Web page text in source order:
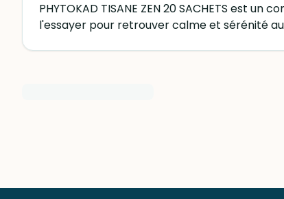
PHYTOKAD TISANE ZEN 20 SACHETS est
l'essayer pour retrouver calme et sérénité